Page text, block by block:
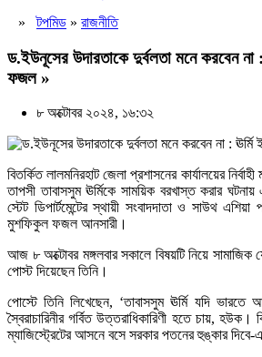
»টপমিড » রাজনীতি
ড.ইউনূসের উদারতাকে দুর্বলতা মনে করবেন
ফজল »
৮ অক্টোবর ২০২৪, ১৬:৩২
বিতর্কিত লালমনিরহাট জেলা প্রশাসনের কার্যালয়ের
তাপসী তাবাসসুম ঊর্মিকে সাময়িক বরখাস্ত করার
স্টেট ডিপার্টমেন্টের স্থায়ী সংবাদদাতা ও সাউথ এশিয়া
মুশফিকুল ফজল আনসারী।
আজ ৮ অক্টোবর মঙ্গলবার সকালে বিষয়টি নিয়ে
পোস্ট দিয়েছেন তিনি।
পোস্টে তিনি লিখেছেন, ‘তাবাসসুম ঊর্মি যদি ভারতে
স্বৈরাচারিনীর গর্বিত উত্তরাধিকারিণী হতে চায়, হউক।
ম্যাজিস্ট্রেটের আসনে বসে সরকার পতনের হুঙ্কার দিবে-